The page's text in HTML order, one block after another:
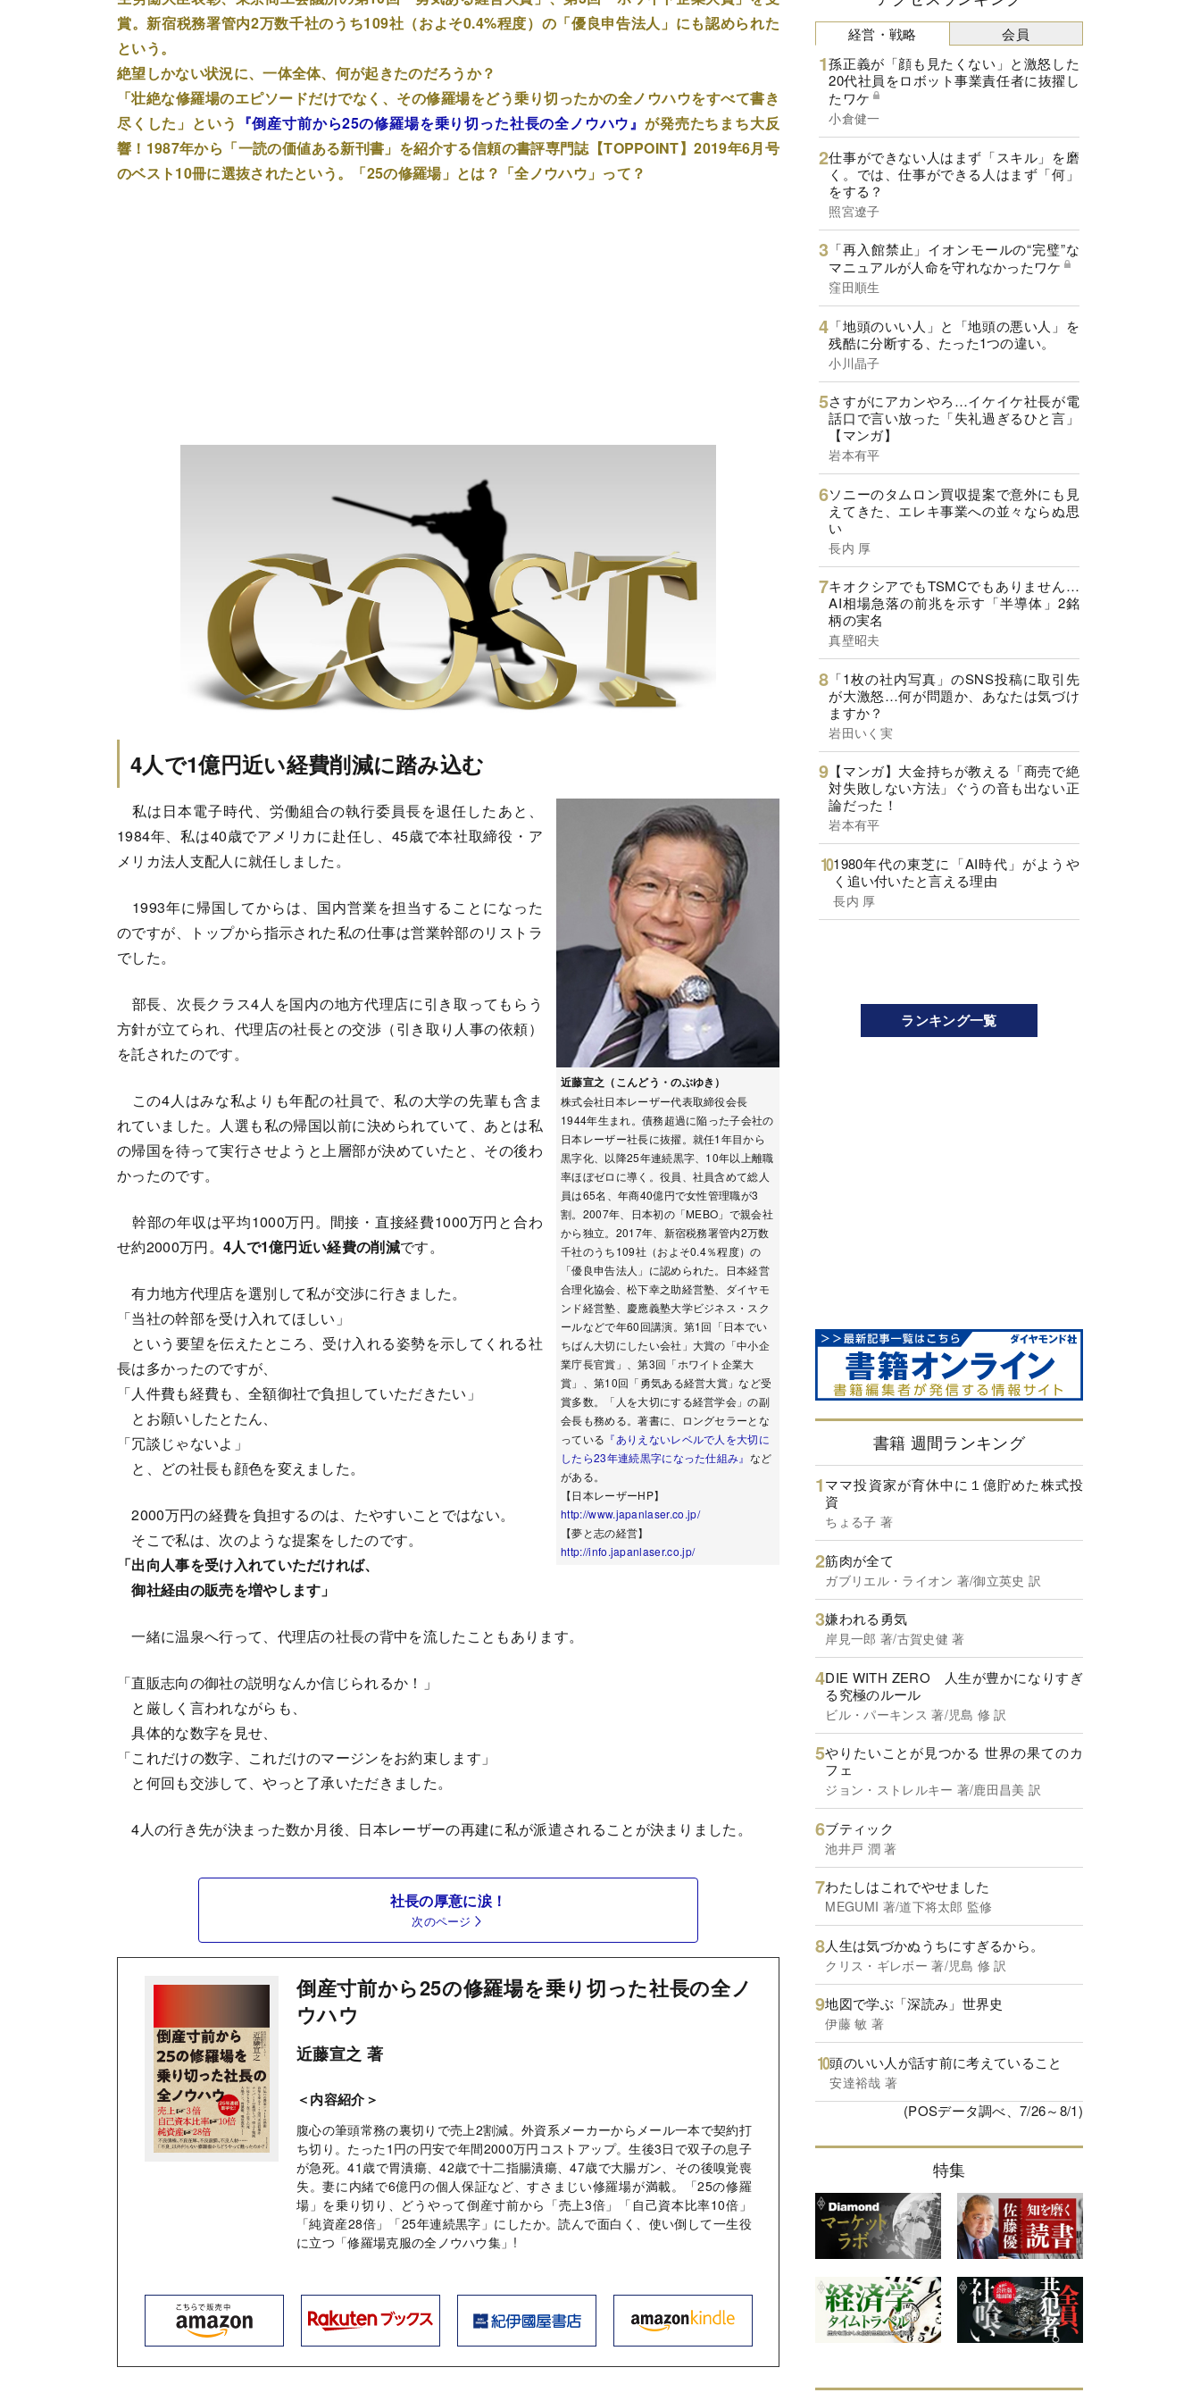
賞。新宿税務署管内2万数千社のうち109社（およそ0.4%程度）の「優良申告法人」にも認められた
という。
絶望しかない状況に、一体全体、何が起きたのだろうか？
「壮絶な修羅場のエピソードだけでなく、その修羅場をどう乗り切ったかの全ノウハウをすべて書き
尽くした」という 『倒産寸前から25の修羅場を乗り切った社長の全ノウハウ』が発売たちまち大反
響！1987年から「一読の価値ある新刊書」を紹介する信頼の書評専門誌【TOPPOINT】2019年6月号
のベスト10冊に選抜されたという。「25の修羅場」とは？「全ノウハウ」って？
4人で1億円近い経費削減に踏み込む
近藤宣之（こんどう・のぶゆき）
株式会社日本レーザー代表取締役会長
1944年生まれ。債務超過に陥った子会社の
日本レーザー社長に抜擢。就任1年目から
黒字化、以降25年連続黒字、10年以上離職
率ほぼゼロに導く。役員、社員含めて総人
員は65名、年商40億円で女性管理職が3
割。2007年、日本初の「MEBO」で親会社
から独立。2017年、新宿税務署管内2万数
千社のうち109社（およそ0.4％程度）の
「優良申告法人」に認められた。日本経営
合理化協会、松下幸之助経営塾、ダイヤモ
ンド経営塾、慶應義塾大学ビジネス・スク
ールなどで年60回講演。第1回「日本でい
ちばん大切にしたい会社」大賞の「中小企
業庁長官賞」、第3回「ホワイト企業大
賞」、第10回「勇気ある経営大賞」など受
賞多数。「人を大切にする経営学会」の副
会長も務める。著書に、ロングセラーとな
っている 『ありえないレベルで人を大切に
したら23年連続黒字になった仕組み』 など
がある。
【日本レーザーHP】
http://www.japanlaser.co.jp/
【夢と志の経営】
http://info.japanlaser.co.jp/
私は日本電子時代、労働組合の執行委員長を退任したあと、
1984年、私は40歳でアメリカに赴任し、45歳で本社取締役・ア
メリカ法人支配人に就任しました。
1993年に帰国してからは、国内営業を担当することになった
のですが、トップから指示された私の仕事は営業幹部のリストラ
でした。
部長、次長クラス4人を国内の地方代理店に引き取ってもらう
方針が立てられ、代理店の社長との交渉（引き取り人事の依頼）
を託されたのです。
この4人はみな私よりも年配の社員で、私の大学の先輩も含ま
れていました。人選も私の帰国以前に決められていて、あとは私
の帰国を待って実行させようと上層部が決めていたと、その後わ
かったのです。
幹部の年収は平均1000万円。間接・直接経費1000万円と合わ
せ約2000万円。 4人で1億円近い経費の削減です。
有力地方代理店を選別して私が交渉に行きました。
「当社の幹部を受け入れてほしい」
という要望を伝えたところ、受け入れる姿勢を示してくれる社
長は多かったのですが、
「人件費も経費も、全額御社で負担していただきたい」
とお願いしたとたん、
「冗談じゃないよ」
と、どの社長も顔色を変えました。
2000万円の経費を負担するのは、たやすいことではない。
そこで私は、次のような提案をしたのです。
「出向人事を受け入れていただければ、
御社経由の販売を増やします」
一緒に温泉へ行って、代理店の社長の背中を流したこともあります。
「直販志向の御社の説明なんか信じられるか！」
と厳しく言われながらも、
具体的な数字を見せ、
「これだけの数字、これだけのマージンをお約束します」
と何回も交渉して、やっと了承いただきました。
4人の行き先が決まった数か月後、日本レーザーの再建に私が派遣されることが決まりました。
社長の厚意に涙！
次のページ
倒産寸前から25の修羅場を乗り切った社長の全ノ
ウハウ
近藤宣之 著
＜内容紹介＞
腹心の筆頭常務の裏切りで売上2割減。外資系メーカーからメール一本で契約打
ち切り。たった1円の円安で年間2000万円コストアップ。生後3日で双子の息子
が急死。41歳で胃潰瘍、42歳で十二指腸潰瘍、47歳で大腸ガン、その後嗅覚喪
失。妻に内緒で6億円の個人保証など、すさまじい修羅場が満載。「25の修羅
場」を乗り切り、どうやって倒産寸前から「売上3倍」「自己資本比率10倍」
「純資産28倍」「25年連続黒字」にしたか。読んで面白く、使い倒して一生役
に立つ「修羅場克服の全ノウハウ集」!
経営・戦略
孫正義が「顔も見たくない」と激怒した
20代社員をロボット事業責任者に抜擢し
たワケ
小倉健一
仕事ができない人はまず「スキル」を磨
く。では、仕事ができる人はまず「何」
をする？
照宮遼子
「再入館禁止」イオンモールの“完璧”な
マニュアルが人命を守れなかったワケ
窪田順生
「地頭のいい人」と「地頭の悪い人」を
残酷に分断する、たった1つの違い。
小川晶子
さすがにアカンやろ…イケイケ社長が電
話口で言い放った「失礼過ぎるひと言」
【マンガ】
岩本有平
ソニーのタムロン買収提案で意外にも見
えてきた、エレキ事業への並々ならぬ思
い
長内 厚
キオクシアでもTSMCでもありません…
AI相場急落の前兆を示す「半導体」2銘
柄の実名
真壁昭夫
「1枚の社内写真」のSNS投稿に取引先
が大激怒…何が問題か、あなたは気づけ
ますか？
岩田いく実
【マンガ】大金持ちが教える「商売で絶
対失敗しない方法」ぐうの音も出ない正
論だった！
岩本有平
1980年代の東芝に「AI時代」がようや
く追い付いたと言える理由
長内 厚
会員
ランキング一覧
書籍 週間ランキング
ママ投資家が育休中に１億貯めた株式投
資
ちょる子 著
筋肉が全て
ガブリエル・ライオン 著/御立英史 訳
嫌われる勇気
岸見一郎 著/古賀史健 著
DIE WITH ZERO 人生が豊かになりすぎ
る究極のルール
ビル・パーキンス 著/児島 修 訳
やりたいことが見つかる 世界の果てのカ
フェ
ジョン・ストレルキー 著/鹿田昌美 訳
ブティック
池井戸 潤 著
わたしはこれでやせました
MEGUMI 著/道下将太郎 監修
人生は気づかぬうちにすぎるから。
クリス・ギレボー 著/児島 修 訳
地図で学ぶ「深読み」世界史
伊藤 敏 著
頭のいい人が話す前に考えていること
安達裕哉 著
(POSデータ調べ、7/26～8/1)
特集